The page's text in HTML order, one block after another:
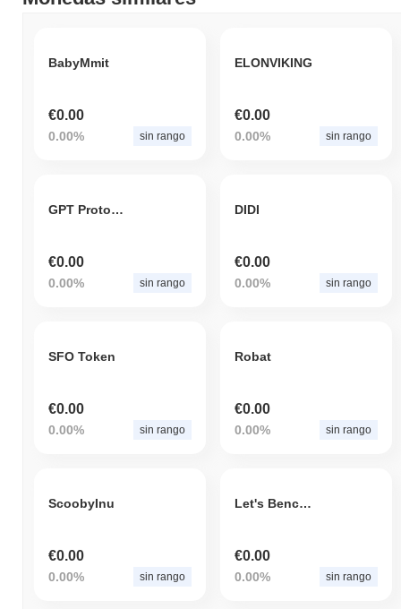
BabyMmit
€0.00
0.00% sin rango
ELONVIKING
€0.00
0.00% sin rango
GPT Protocol
€0.00
0.00% sin rango
DIDI
€0.00
0.00% sin rango
SFO Token
€0.00
0.00% sin rango
Robat
€0.00
0.00% sin rango
ScoobyInu
€0.00
0.00% sin rango
Let's Benchmark
€0.00
0.00% sin rango